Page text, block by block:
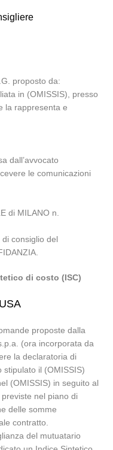
proposto da:
in (OMISSIS), presso
la rappresenta e
dall’avvocato
le comunicazioni
di MILANO n.
consiglio del
di costo (ISC)
proposte dalla
(ora incorporata da
la declaratoria di
stipulato il (OMISSIS)
(OMISSIS) in seguito al
nel piano di
delle somme
contratto.
del mutuatario